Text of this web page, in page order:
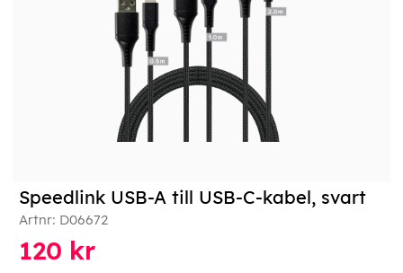
Speedlink USB-A till USB-C-kabel, svart
Artnr: D06672
120 kr